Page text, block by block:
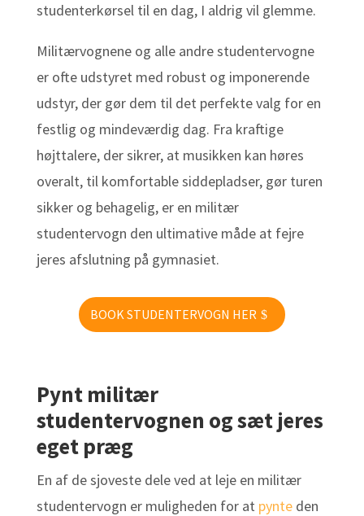
studenterkørsel til en dag, I aldrig vil glemme.
Militærvognene og alle andre studentervogne
er ofte udstyret med robust og imponerende
udstyr, der gør dem til det perfekte valg for en
festlig og mindeværdig dag. Fra kraftige
højttalere, der sikrer, at musikken kan høres
overalt, til komfortable siddepladser, gør turen
sikker og behagelig, er en militær
studentervogn den ultimative måde at fejre
jeres afslutning på gymnasiet.
BOOK STUDENTERVOGN HER
Pynt militær
studentervognen og sæt jeres
eget præg
En af de sjoveste dele ved at leje en militær
studentervogn er muligheden for at pynteden